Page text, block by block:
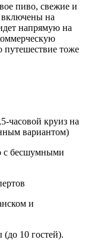
пиво, свежие и
включены на
напрямую на
путешествие тоже
часовой круиз на
вариантом)
с бесшумными
и
10 гостей).